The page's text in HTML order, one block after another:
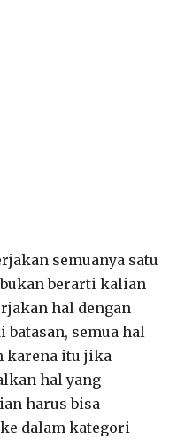
semuanya satu
berarti kalian
hal dengan
semua hal
karena itu jika
hal yang
harus bisa
dalam kategori